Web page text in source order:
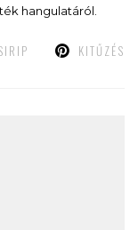
hangulatáról.
KITŰZÉS